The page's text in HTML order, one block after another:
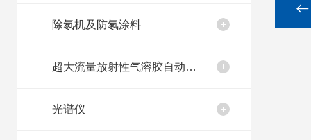
除氡机及防氡涂料
超大流量放射性气溶胶自动取样装置
光谱仪